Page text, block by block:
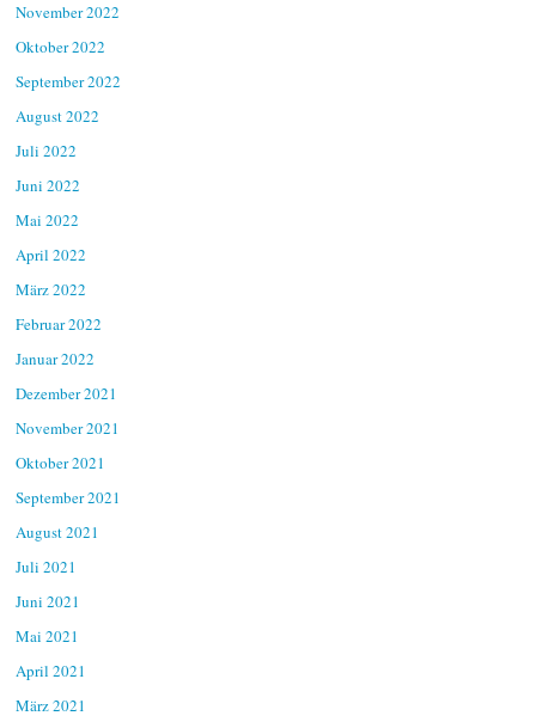
November 2022
Oktober 2022
September 2022
August 2022
Juli 2022
Juni 2022
Mai 2022
April 2022
März 2022
Februar 2022
Januar 2022
Dezember 2021
November 2021
Oktober 2021
September 2021
August 2021
Juli 2021
Juni 2021
Mai 2021
April 2021
März 2021